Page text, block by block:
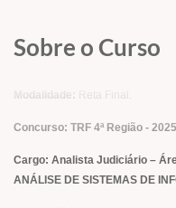
Sobre o Curso
Modalidade: Reta Final.
Concurso: TRF 4ª Região - 2025
Cargo: Analista Judiciário –
ANÁLISE DE SISTEMAS DE